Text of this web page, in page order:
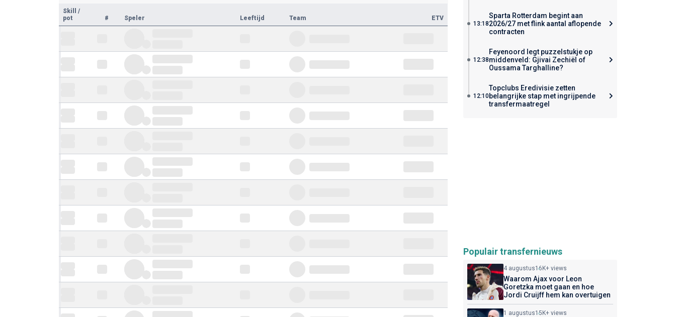
Skill
/
pot
# Speler Leeftijd Team ETV
13:18
Sparta Rotterdam begint aan
2026/27 met flink aantal aflopende
contracten
12:38
Feyenoord legt puzzelstukje op
middenveld: Gjivai Zechiël of
Oussama Targhalline?
12:10
Topclubs Eredivisie zetten
belangrijke stap met ingrijpende
transfermaatregel
Populair transfernieuws
4 augustus16K+ views
Waarom Ajax voor Leon
Goretzka moet gaan en hoe
Jordi Cruijff hem kan overtuigen
1 augustus15K+ views